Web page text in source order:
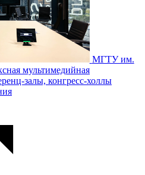
МГТУ им.
мультимедийная
залы, конгресс-холлы